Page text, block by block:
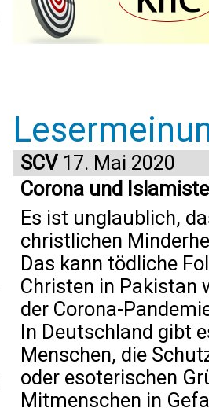
SCV17. Mai 2020
Corona und
Es ist unglaublich,
christlichen
Das kann tödliche
Christen in Pakistan
der Corona-
In Deutschland gibt
Menschen, die
oder esoterischen
Mitmenschen in